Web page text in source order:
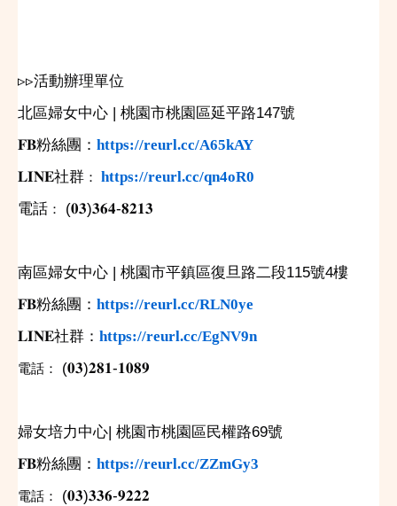
▹▹活動辦理單位
北區婦女中心
桃園市桃園區延平路147號
𝐅𝐁粉絲團： https://reurl.cc/A65kAY
𝐋𝐈𝐍𝐄社群 ：
https://reurl.cc/qn4oR0
電話 ： (𝟎𝟑)𝟑𝟔𝟒-𝟖𝟐𝟏𝟑
南區婦女中心 桃園市平鎮區復旦路二段115號4樓
𝐅𝐁粉絲團： https://reurl.cc/RLN0ye
𝐋𝐈𝐍𝐄社群： https://reurl.cc/EgNV9n
電話 ： (𝟎𝟑)𝟐𝟖𝟏-𝟏𝟎𝟖𝟗
婦女培力中心 桃園市桃園區民權路69號
𝐅𝐁粉絲團： https://reurl.cc/ZZmGy3
電話 ： (𝟎𝟑)𝟑𝟑𝟔-𝟗𝟐𝟐𝟐